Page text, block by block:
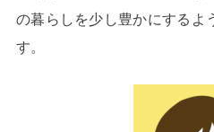
の暮らしを少し豊かにするよ
す。